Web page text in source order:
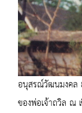
อนุสรณ์วัฒนมงคล
ของพ่อเจ้าถวิล ณ